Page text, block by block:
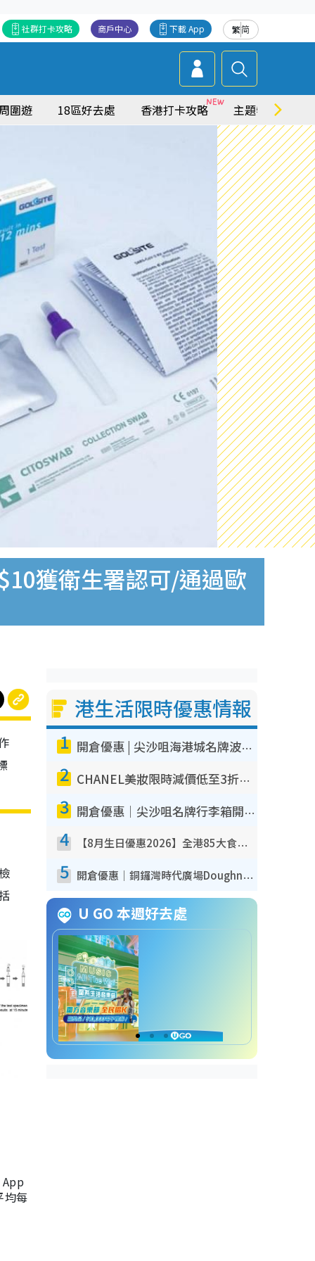
繁简
下載 App
商戶中心
社群打卡攻略
圍遊 18區好去處 香港打卡攻略 主題特集
獲衛生署認可/通過歐
均每
港生活限時優惠情報
1 開倉優惠 | 尖沙咀海港城名牌波鞋開倉低至1折！On鞋$899起／Joy&Peace鞋履$98起
2 CHANEL美妝限時減價低至3折！人氣粉底/唇膏/精華液低至$275！COCO香水都有平
3 開倉優惠｜尖沙咀名牌行李箱開倉低至4折！一連5日 American Tourister/ace./Hallmark $200起！
4 【8月生日優惠2026】全港85大食買玩著數攻略 自助餐/火鍋放題同行免費＋誠品/DONKI送現金券
5 開倉優惠｜銅鑼灣時代廣場Doughnut/Campo Marzio開倉低至1折！背囊、書包、手袋劈價$200起
U GO 本週好去處